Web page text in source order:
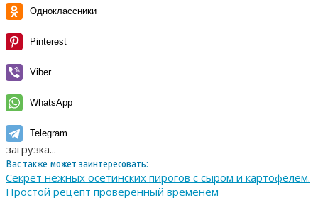
Одноклассники
Pinterest
Viber
WhatsApp
Telegram
загрузка...
Вас также может заинтересовать:
Секрет нежных осетинских пирогов с сыром и картофелем.
Простой рецепт проверенный временем